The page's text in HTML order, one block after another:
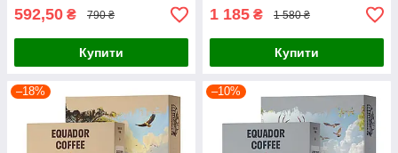
592,50 ₴ 790 ₴
Купити
1 185 ₴ 1 580 ₴
Купити
–18% –10%